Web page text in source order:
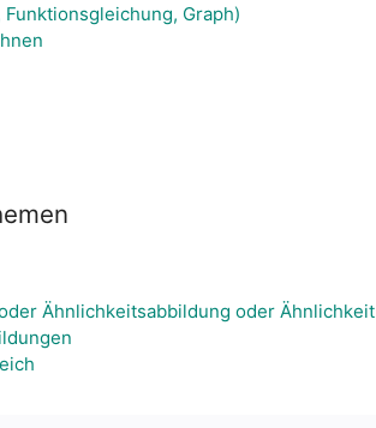
Graph)
Ähnlichkeitsabbildung oder Ähnlichkeit